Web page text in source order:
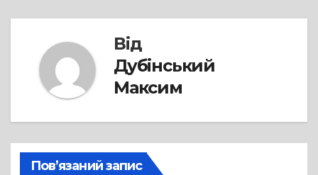
Від
Дубінський
Максим
Пов’язаний запис